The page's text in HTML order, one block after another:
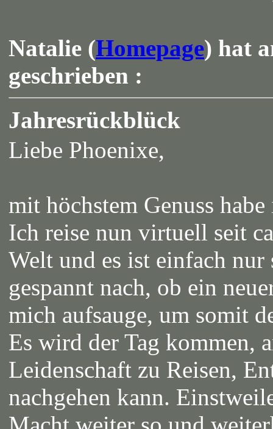
Natalie (Homepage) hat
geschrieben :
Jahresrückblück
Liebe Phoenixe,
mit höchstem Genuss
Ich reise nun virtuell seit
Welt und es ist einfach nur
gespannt nach, ob ein
mich aufsauge, um somit
Es wird der Tag kommen,
Leidenschaft zu Reisen,
nachgehen kann.